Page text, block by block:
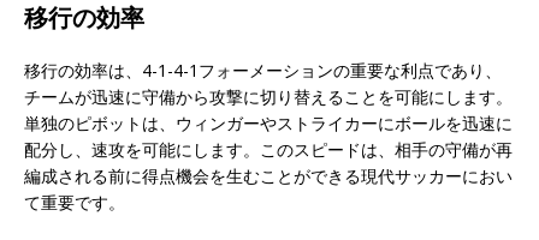
移行の効率
移行の効率は、4-1-4-1フォーメーションの重要な利点であり、
チームが迅速に守備から攻撃に切り替えることを可能にします。
単独のピボットは、ウィンガーやストライカーにボールを迅速に
配分し、速攻を可能にします。このスピードは、相手の守備が再
編成される前に得点機会を生むことができる現代サッカーにおい
て重要です。